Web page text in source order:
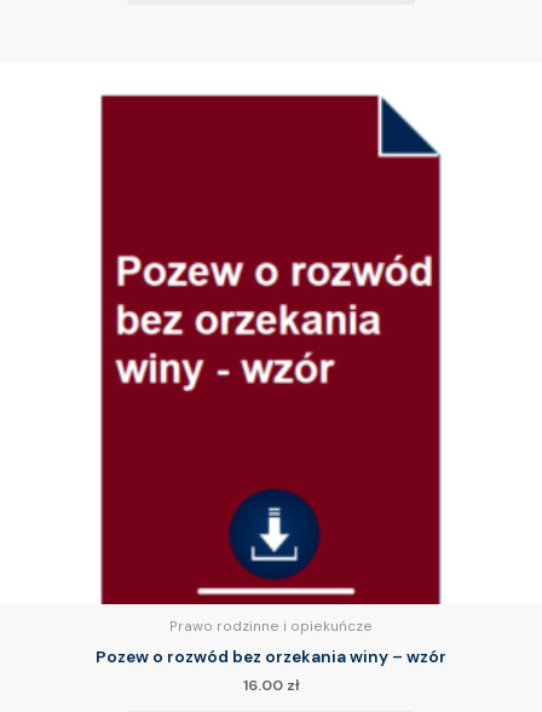
Prawo rodzinne i opiekuńcze
Pozew o rozwód bez orzekania winy – wzór
16.00 zł